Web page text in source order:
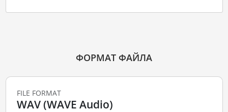
ФОРМАТ ФАЙЛА
FILE FORMAT
WAV (WAVE Audio)